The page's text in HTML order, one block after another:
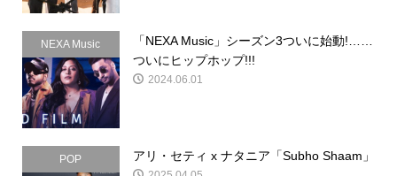
NEXA Music
「NEXA Music」シーズン3ついに始動!……
ついにヒップホップ!!!
2024.06.01
POP アリ・セティ x ナタニア「Subho Shaam」